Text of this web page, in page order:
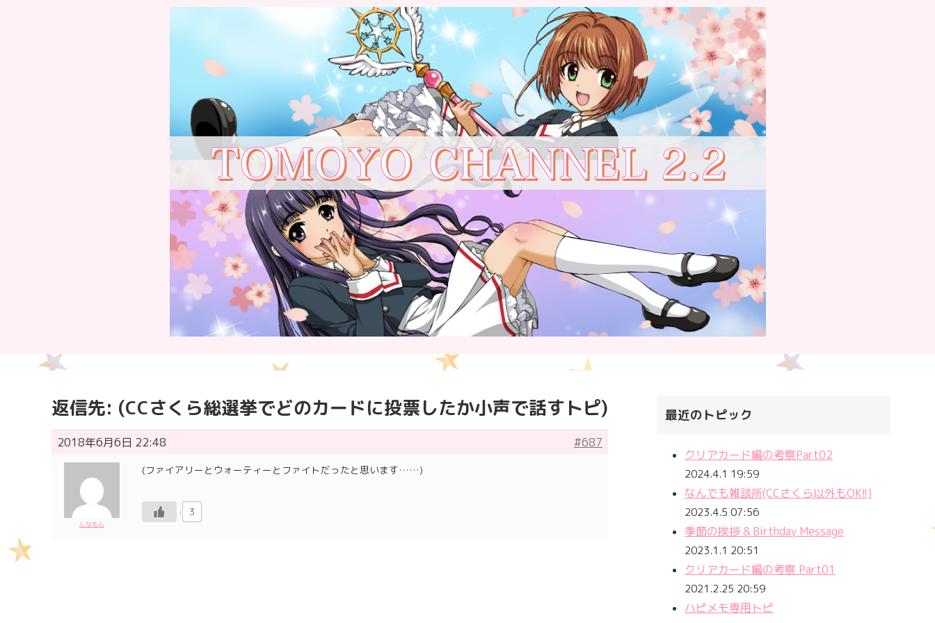
返信先: (CCさくら総選挙でどのカードに投票したか小声で話すトピ)
2018年6月6日 22:48 #687
しなもん
(ファイアリーとウォーティーとファイトだったと思います……)
3
最近のトピック
クリアカード編の考察Part02
2024.4.1 19:59
なんでも雑談所(CCさくら以外もOK!!)
2023.4.5 07:56
季節の挨拶 & Birthday Message
2023.1.1 20:51
クリアカード編の考察 Part01
2021.2.25 20:59
ハピメモ専用トピ